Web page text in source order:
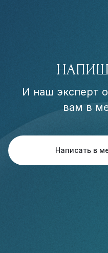
И наш эксперт
вам в
Написать в